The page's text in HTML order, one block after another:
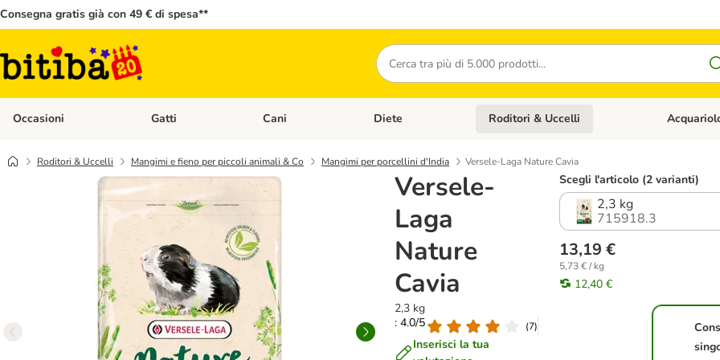
Consegna gratis già con 49 € di spesa**
Cerca
Occasioni Apri Menù Categoria: Occasioni
Gatti Apri Menù Categoria: Gatti
Cani Apri Menù Categoria: Cani
Diete Apri Menù Categoria: Diete
Roditori & Uccelli Apri Menù
Roditori & Uccelli Mangimi e fieno per piccoli animali & Co Mangimi per porcellini d'India Versele-Laga Nature Cavia
Versele-
Laga
Nature
Cavia
2,3 kg
: 4.0/5
(7)
Inserisci la tua
Scegli l'articolo (2 varianti)
2,3 kg
715918.3
13,19 €
5,73 € / kg
12,40 €